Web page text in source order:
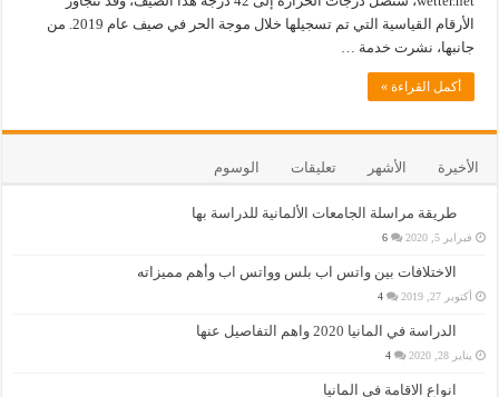
الأرقام القياسية التي تم تسجيلها خلال موجة الحر في صيف عام 2019. من
جانبها، نشرت خدمة …
أكمل القراءة »
الأخيرة الأشهر تعليقات الوسوم
طريقة مراسلة الجامعات الألمانية للدراسة بها
فبراير 5, 2020 6
الاختلافات بين واتس اب بلس وواتس اب وأهم مميزاته
أكتوبر 27, 2019 4
الدراسة في المانيا 2020 واهم التفاصيل عنها
يناير 28, 2020 4
انواع الاقامة في المانيا